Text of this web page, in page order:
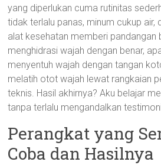
yang diperlukan cuma rutinitas
tidak terlalu panas, minum cukup air,
alat kesehatan memberi pandangan
menghidrasi wajah dengan benar,
menyentuh wajah dengan tangan
melatih otot wajah lewat rangkaian
teknis. Hasil akhirnya? Aku belajar
tanpa terlalu mengandalkan
Perangkat yang
Coba dan Hasilnya